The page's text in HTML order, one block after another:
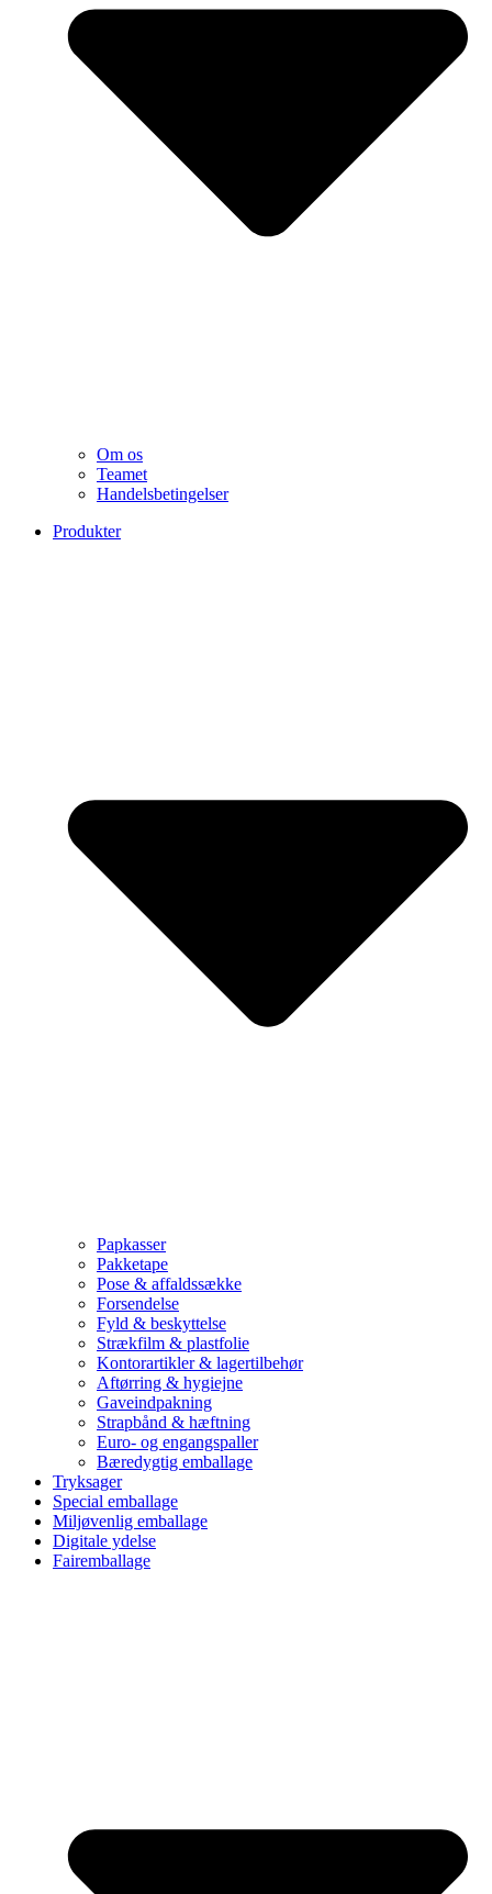
Om os
Teamet
Handelsbetingelser
Produkter
Papkasser
Pakketape
Pose & affaldssække
Forsendelse
Fyld & beskyttelse
Strækfilm & plastfolie
Kontorartikler & lagertilbehør
Aftørring & hygiejne
Gaveindpakning
Strapbånd & hæftning
Euro- og engangspaller
Bæredygtig emballage
Tryksager
Special emballage
Miljøvenlig emballage
Digitale ydelse
Fairemballage